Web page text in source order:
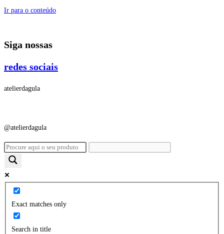
Ir para o conteúdo
Siga nossas
redes sociais
atelierdagula
@atelierdagula
Exact matches only
Search in title